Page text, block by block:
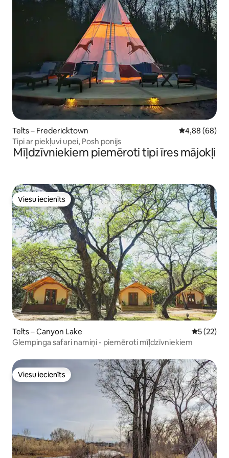
Telts – Fredericktown Vidējais
4,88 (68)
Tipi ar piekļuvi upei, Posh ponijs
Mīļdzīvniekiem piemēroti tipi īres mājokļi
Viesu iecienīts
Viesu iecienīts
Telts – Canyon Lake Vidējais
5 (22)
Glempinga safari namiņi - piemēroti mīļdzīvniekiem
Viesu iecienīts
Viesu iecienīts